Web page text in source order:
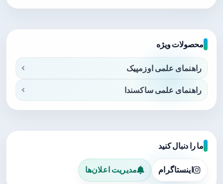
محصولات ویژه
راهنمای علمی اوزمپیک
راهنمای علمی ساکسندا
ما را دنبال کنید
اینستاگرام مدیریت اعلان‌ها